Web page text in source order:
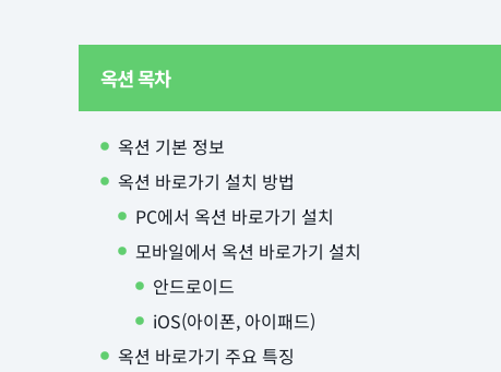
옥션 목차
옥션 기본 정보
옥션 바로가기 설치 방법
PC에서 옥션 바로가기 설치
모바일에서 옥션 바로가기 설치
안드로이드
iOS(아이폰, 아이패드)
옥션 바로가기 주요 특징